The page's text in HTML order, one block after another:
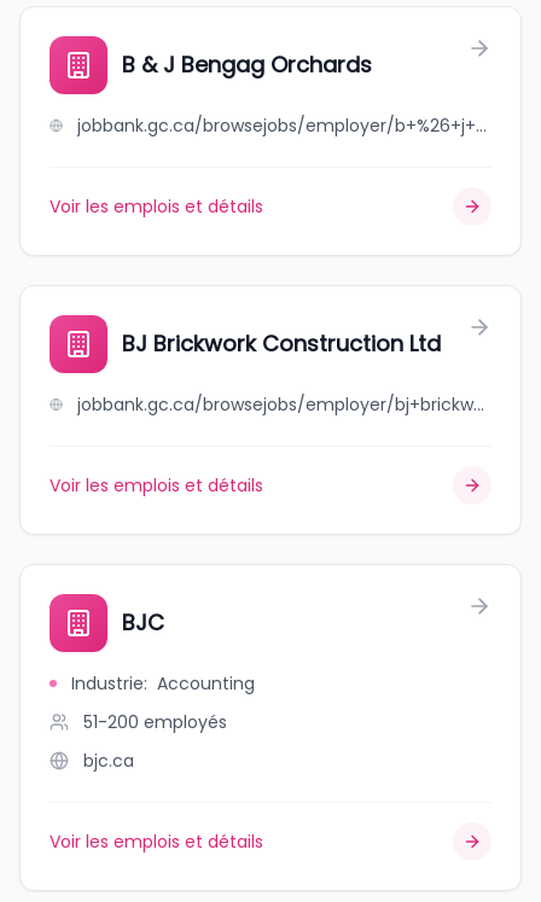
B & J Bengag Orchards
jobbank.gc.ca/browsejobs/employer/b+%26+j+bengag+orchards/ca
Voir les emplois et détails
BJ Brickwork Construction Ltd
jobbank.gc.ca/browsejobs/employer/bj+brickwork+construction+ltd/ca
Voir les emplois et détails
BJC
Industrie: Accounting
51-200 employés
bjc.ca
Voir les emplois et détails